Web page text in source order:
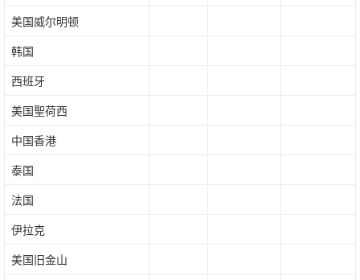
美国威尔明顿
韩国
西班牙
美国聖荷西
中国香港
泰国
法国
伊拉克
美国旧金山